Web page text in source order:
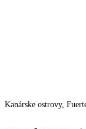
Kanárske ostrovy,